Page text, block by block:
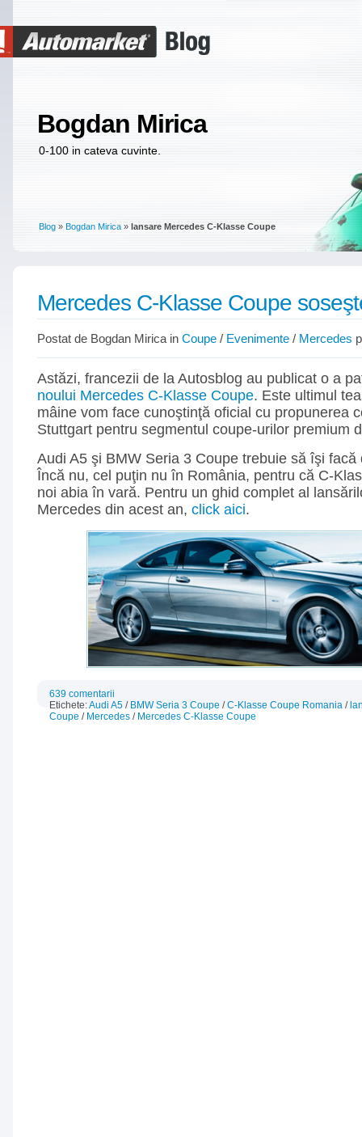
Bogdan Mirica
0-100 in cateva cuvinte.
Blog » Bogdan Mirica » lansare Mercedes C-Klasse Coupe
Mercedes C-Klasse Coupe
Postat de Bogdan Mirica in Coupe / Evenimente / Mercedes
Astăzi, francezii de la Autosblog au publicat o a
noului Mercedes C-Klasse Coupe. Este ultimul
mâine vom face cunoştinţă oficial cu propunerea
Stuttgart pentru segmentul coupe-urilor premium
Audi A5 şi BMW Seria 3 Coupe trebuie să îşi facă
Încă nu, cel puţin nu în România, pentru că C-
noi abia în vară. Pentru un ghid complet al
Mercedes din acest an, click aici.
639 comentarii
Etichete:Audi A5 / BMW Seria 3 Coupe /C-Klasse Coupe Romania /
Coupe / Mercedes / Mercedes C-Klasse Coupe